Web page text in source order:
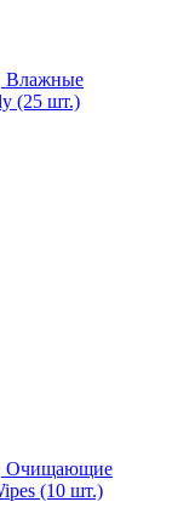
Влажные
(25 шт.)
Очищающие
(10 шт.)